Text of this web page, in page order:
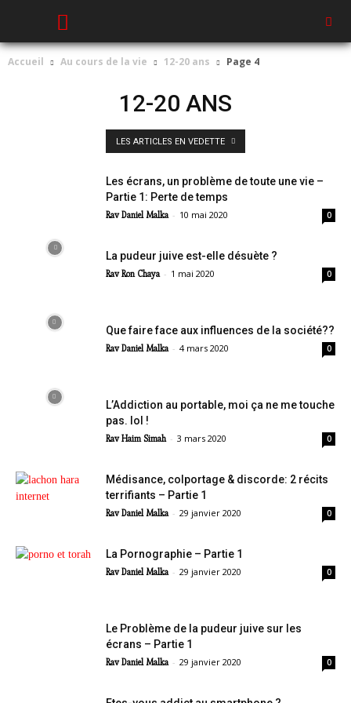
Accueil Au cours de la vie 12-20 ans Page 4
12-20 ANS
LES ARTICLES EN VEDETTE
Les écrans, un problème de toute une vie –
Partie 1: Perte de temps
Rav Daniel Malka - 10 mai 2020 0
La pudeur juive est-elle désuète ?
Rav Ron Chaya - 1 mai 2020 0
Que faire face aux influences de la société??
Rav Daniel Malka - 4 mars 2020 0
L’Addiction au portable, moi ça ne me touche
pas. lol !
Rav Haim Simah - 3 mars 2020 0
Médisance, colportage & discorde: 2 récits
terrifiants – Partie 1
Rav Daniel Malka - 29 janvier 2020 0
La Pornographie – Partie 1
Rav Daniel Malka - 29 janvier 2020 0
Le Problème de la pudeur juive sur les
écrans – Partie 1
Rav Daniel Malka - 29 janvier 2020 0